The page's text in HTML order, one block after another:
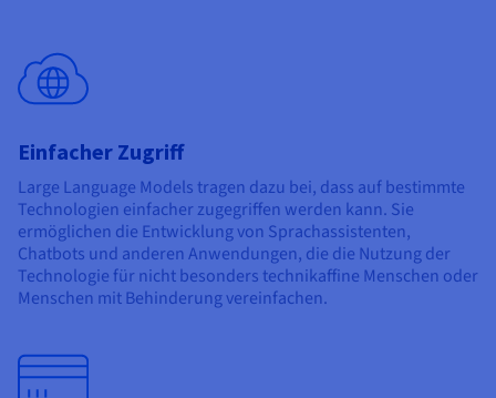
Einfacher Zugriff
Large Language Models tragen dazu bei, dass auf bestimmte
Technologien einfacher zugegriffen werden kann. Sie
ermöglichen die Entwicklung von Sprachassistenten,
Chatbots und anderen Anwendungen, die die Nutzung der
Technologie für nicht besonders technikaffine Menschen oder
Menschen mit Behinderung vereinfachen.